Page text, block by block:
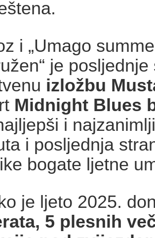
i „Umago
je
izložbu
Midnight Blues
i
i posljednja
bogate ljetne
je ljeto 2025.
5 plesnih